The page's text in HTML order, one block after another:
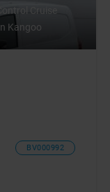
Cruise
Kangoo
BV000992